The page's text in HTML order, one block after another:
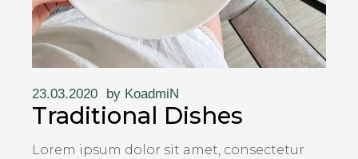
23.03.2020 by KoadmiN
Traditional Dishes
Lorem ipsum dolor sit amet, consectetur